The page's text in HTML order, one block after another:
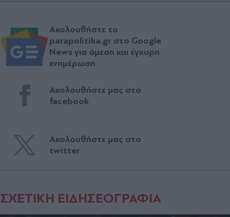
Ακολουθήστε το
parapolitika.gr στο Google
News για άμεση και έγκυρη
ενημέρωση
Ακολουθήστε μας στο
facebook
Ακολουθήστε μας στο
twitter
ΣΧΕΤΙΚΗ ΕΙΔΗΣΕΟΓΡΑΦΙΑ